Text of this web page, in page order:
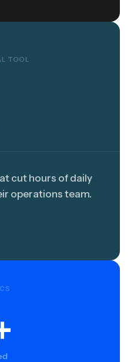
TOOL
cut hours of daily
operations team.